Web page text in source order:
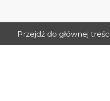
Przejdź do głównej treści